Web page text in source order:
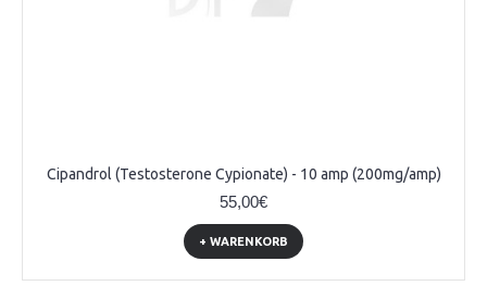
Cipandrol (Testosterone Cypionate) - 10 amp (200mg/amp)
55,00€
+ WARENKORB